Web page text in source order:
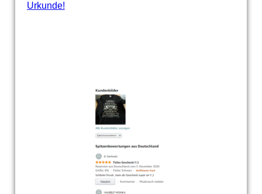
Urkunde!